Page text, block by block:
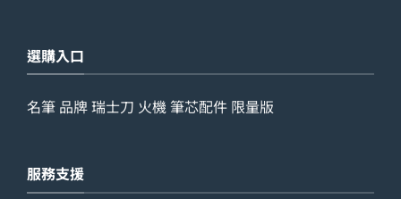
選購入口
名筆 品牌瑞士刀 火機筆芯配件 限量版
服務支援